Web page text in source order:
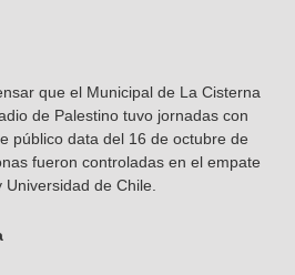
que el Municipal de La Cisterna
de Palestino tuvo jornadas con
público data del 16 de octubre de
fueron controladas en el empate
de Chile.